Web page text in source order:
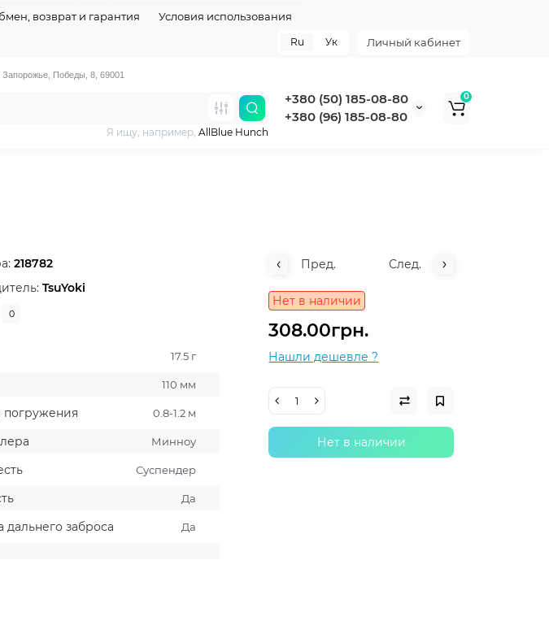
возврат и гарантия
Условия использования
Личный кабинет
Ru Ук
Запорожье, Победы, 8, 69001
+380 (50) 185-08-80
+380 (96) 185-08-80
Я ищу, например, AllBlue Hunch
0
218782
TsuYoki
0
17.5 г
110 мм
погружения 0.8-1.2 м
Минноу
Суспендер
Да
дальнего заброса Да
Пред. След.
Нет в наличии
308.00грн.
Нашли дешевле ?
Нет в наличии